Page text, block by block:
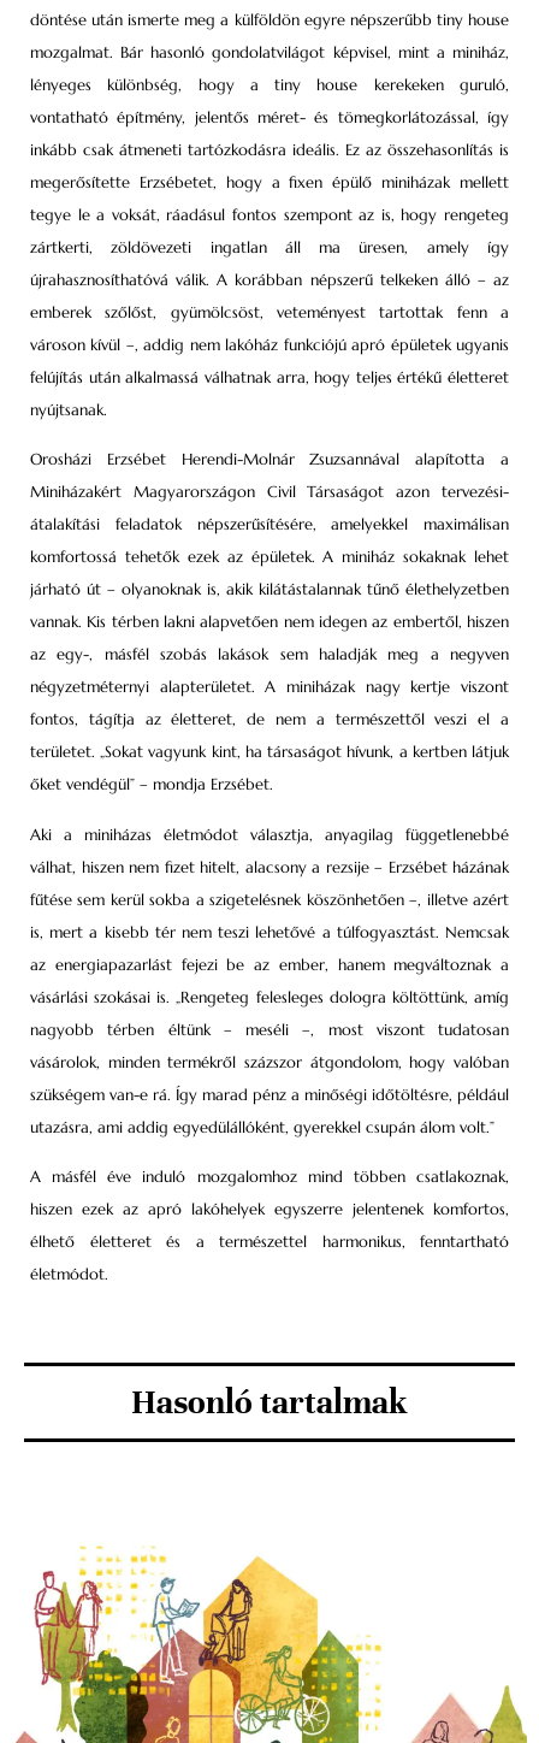
döntése után ismerte meg a külföldön egyre népszerűbb tiny house
mozgalmat. Bár hasonló gondolatvilágot képvisel, mint a miniház,
lényeges különbség, hogy a tiny house kerekeken guruló,
vontatható építmény, jelentős méret- és tömegkorlátozással, így
inkább csak átmeneti tartózkodásra ideális. Ez az összehasonlítás is
megerősítette Erzsébetet, hogy a fixen épülő miniházak mellett
tegye le a voksát, ráadásul fontos szempont az is, hogy rengeteg
zártkerti, zöldövezeti ingatlan áll ma üresen, amely így
újrahasznosíthatóvá válik. A korábban népszerű telkeken álló – az
emberek szőlőst, gyümölcsöst, veteményest tartottak fenn a
városon kívül –, addig nem lakóház funkciójú apró épületek ugyanis
felújítás után alkalmassá válhatnak arra, hogy teljes értékű életteret
nyújtsanak.
Orosházi Erzsébet Herendi-Molnár Zsuzsannával alapította a
Miniházakért Magyarországon Civil Társaságot azon tervezési-
átalakítási feladatok népszerűsítésére, amelyekkel maximálisan
komfortossá tehetők ezek az épületek. A miniház sokaknak lehet
járható út – olyanoknak is, akik kilátástalannak tűnő élethelyzetben
vannak. Kis térben lakni alapvetően nem idegen az embertől, hiszen
az egy-, másfél szobás lakások sem haladják meg a negyven
négyzetméternyi alapterületet. A miniházak nagy kertje viszont
fontos, tágítja az életteret, de nem a természettől veszi el a
területet. „Sokat vagyunk kint, ha társaságot hívunk, a kertben látjuk
őket vendégül” – mondja Erzsébet.
Aki a miniházas életmódot választja, anyagilag függetlenebbé
válhat, hiszen nem fizet hitelt, alacsony a rezsije – Erzsébet házának
fűtése sem kerül sokba a szigetelésnek köszönhetően –, illetve azért
is, mert a kisebb tér nem teszi lehetővé a túlfogyasztást. Nemcsak
az energiapazarlást fejezi be az ember, hanem megváltoznak a
vásárlási szokásai is. „Rengeteg felesleges dologra költöttünk, amíg
nagyobb térben éltünk – meséli –, most viszont tudatosan
vásárolok, minden termékről százszor átgondolom, hogy valóban
szükségem van-e rá. Így marad pénz a minőségi időtöltésre, például
utazásra, ami addig egyedülállóként, gyerekkel csupán álom volt.”
A másfél éve induló mozgalomhoz mind többen csatlakoznak,
hiszen ezek az apró lakóhelyek egyszerre jelentenek komfortos,
élhető életteret és a természettel harmonikus, fenntartható
életmódot.
Hasonló tartalmak